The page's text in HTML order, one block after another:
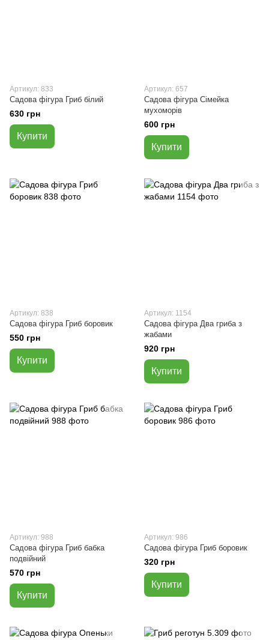
Артикул: 833
Садова фігура Гриб білий
630 грн
Купити
Артикул: 657
Садова фігура Сімейка
мухоморів
600 грн
Купити
Артикул: 838
Садова фігура Гриб боровик
550 грн
Купити
Артикул: 1154
Садова фігура Два гриба з
жабами
920 грн
Купити
Артикул: 988
Садова фігура Гриб бабка
подвійний
570 грн
Купити
Артикул: 986
Садова фігура Гриб боровик
320 грн
Купити